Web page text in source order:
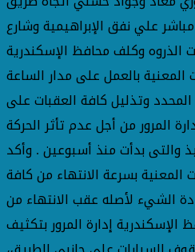
علي نفق الإبراهيمية وشارع
الذروه وكلف محافظ الإسكندرية
المعنية بالعمل على مدار الساعة
وتذليل كافة العقبات على
المرور من أجل عدم تأثر الحركة
والتى بدأت منذ أسبوعين . وأكد
بسرعة الانتهاء من كافة
الشيء لأصله عقب الانتهاء من
إدارة المرور بتكثيف